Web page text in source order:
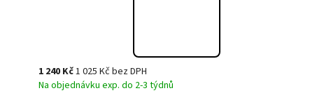
1 240 Kč1 025 Kč bez DPH
Na objednávku exp. do 2-3 týdnů